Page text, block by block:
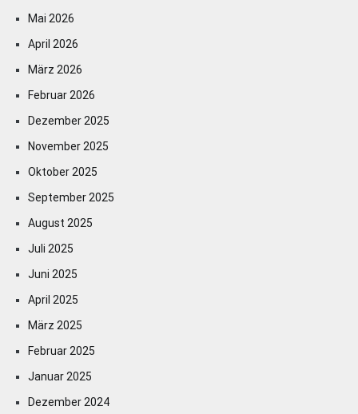
Mai 2026
April 2026
März 2026
Februar 2026
Dezember 2025
November 2025
Oktober 2025
September 2025
August 2025
Juli 2025
Juni 2025
April 2025
März 2025
Februar 2025
Januar 2025
Dezember 2024